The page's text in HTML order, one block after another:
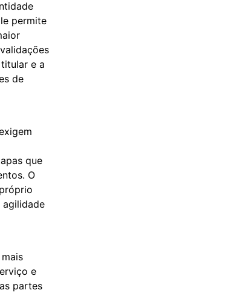
permite
e a
de
que
O
agilidade
e
partes